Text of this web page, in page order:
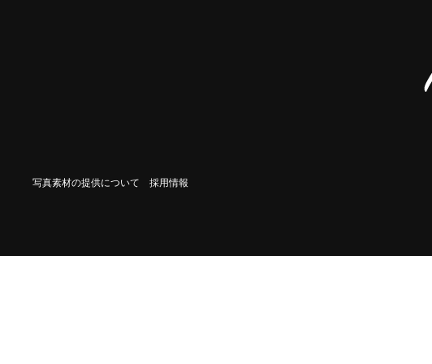
写真素材の提供について 採用情報